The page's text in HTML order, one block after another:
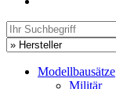
Modellbausätze
Militär